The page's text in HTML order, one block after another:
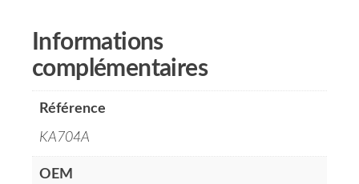
Informations
complémentaires
Référence
KA704A
OEM